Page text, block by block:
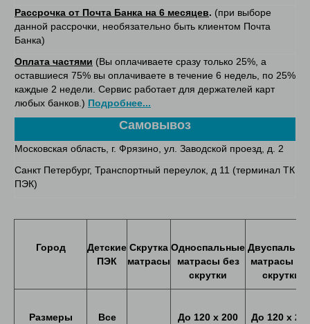
Рассрочка от Почта Банка на 6 месяцев. (при выборе
данной рассрочки, необязательно быть клиентом Почта
Банка)
Оплата частями (Вы оплачиваете сразу только 25%, а
оставшиеся 75% вы оплачиваете в течение 6 недель, по 25%
каждые 2 недели. Сервис работает для держателей карт
любых банков.) Подробнее...
Самовывоз
Московская область, г. Фрязино, ул. Заводской проезд, д. 2
Санкт Петербург, Транспортный переулок, д 11 (терминал ТК
ПЭК)
Город
Детские
ПЭК
Скрутка
матрасы
Односпальные
матрасы без
скрутки
матрасы
скрутки
Размеры
Все
До 120 х 200
До 120 х